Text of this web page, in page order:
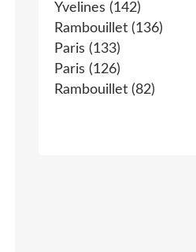
Yvelines (142)
Rambouillet (136)
Paris (133)
Paris (126)
Rambouillet (82)